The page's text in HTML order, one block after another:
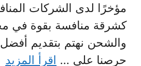
مؤخرًا لدى الشركات
كشرقة منافسة بقوة في
والشحن نهتم بتقديم
حرصنا على … اقرأ المزيد